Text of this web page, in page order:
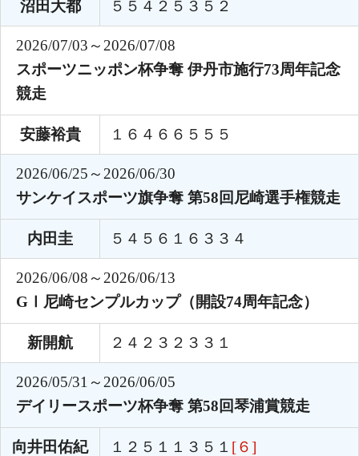
沼田大都 ５５４２５３５２
2026/07/03～2026/07/08
スポーツニッポン杯争奪 伊丹市施行73周年記念
競走
安藤裕貴 １６４６６５５５
2026/06/25～2026/06/30
サンケイスポーツ旗争奪 第58回尼崎選手権競走
内田圭 ５４５６１６３３４
2026/06/08～2026/06/13
GⅠ尼崎センプルカップ（開設74周年記念）
新開航 ２４２３２３３１
2026/05/31～2026/06/05
デイリースポーツ杯争奪 第58回琴浦賞競走
向井田佑紀 １２５１１３５１ [６]